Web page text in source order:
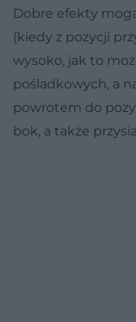
Dobre efekty
(kiedy z pozycji
wysoko, jak to
pośladkowych, a
powrotem do
bok, a także